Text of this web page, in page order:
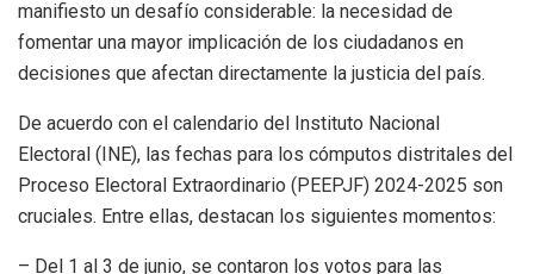
manifiesto un desafío considerable: la necesidad de
fomentar una mayor implicación de los ciudadanos en
decisiones que afectan directamente la justicia del país.
De acuerdo con el calendario del Instituto Nacional
Electoral (INE), las fechas para los cómputos distritales del
Proceso Electoral Extraordinario (PEEPJF) 2024-2025 son
cruciales. Entre ellas, destacan los siguientes momentos:
– Del 1 al 3 de junio, se contaron los votos para las